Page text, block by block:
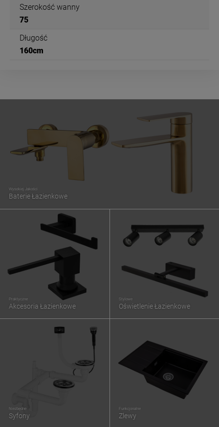
Szerokość wanny
75
Długość
160cm
Wysokiej Jakości
Baterie Łazienkowe
Praktyczne
Akcesoria Łazienkowe
Stylowe
Oświetlenie Łazienkowe
Niezbędne
Syfony
Funkcjonalne
Zlewy